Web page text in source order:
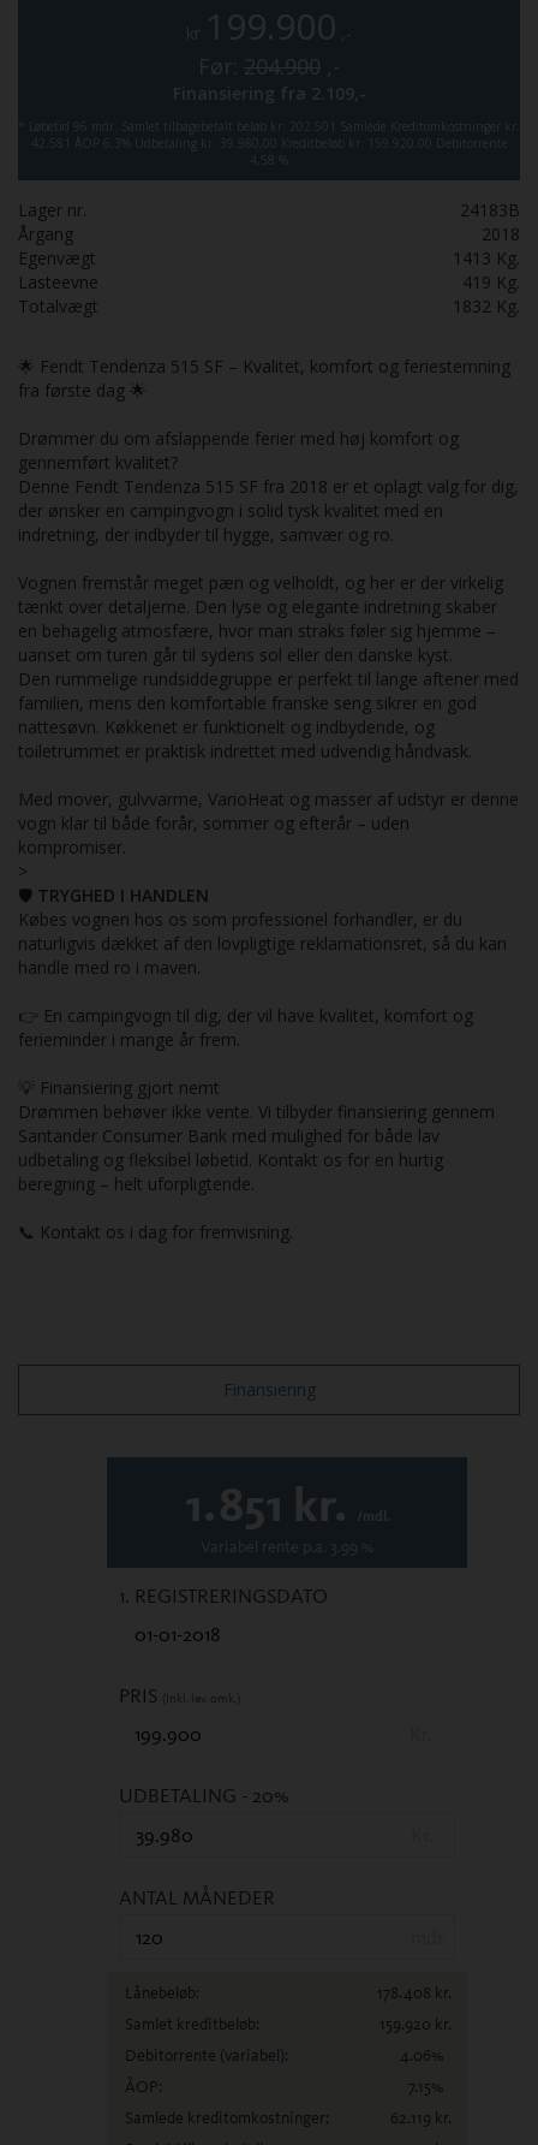
kr 199.900 ,-
Før: 204.900 ,-
Finansiering fra 2.109,-
* Løbetid 96 mdr. Samlet tilbagebetalt beløb kr. 202.501 Samlede Kreditomkostninger kr.
42.581 ÅOP 6,3% Udbetaling kr. 39.980,00 Kreditbeløb kr. 159.920,00
Debitorrente
4,58 %
Lager nr.
24183B
Årgang
2018
Egenvægt
1413 Kg.
Lasteevne
419 Kg.
Totalvægt
1832 Kg.
🌟 Fendt Tendenza 515 SF – Kvalitet, komfort og feriestemning
fra første dag 🌟
Drømmer du om afslappende ferier med høj komfort og
gennemført kvalitet?
Denne Fendt Tendenza 515 SF fra 2018 er et oplagt valg for dig,
der ønsker en campingvogn i solid tysk kvalitet med en
indretning, der indbyder til hygge, samvær og ro.
Vognen fremstår meget pæn og velholdt, og her er der virkelig
tænkt over detaljerne. Den lyse og elegante indretning skaber
en behagelig atmosfære, hvor man straks føler sig hjemme –
uanset om turen går til sydens sol eller den danske kyst.
Den rummelige rundsiddegruppe er perfekt til lange aftener med
familien, mens den komfortable franske seng sikrer en god
nattesøvn. Køkkenet er funktionelt og indbydende, og
toiletrummet er praktisk indrettet med udvendig håndvask.
Med mover, gulvvarme, VarioHeat og masser af udstyr er denne
vogn klar til både forår, sommer og efterår – uden
kompromiser.
>
🛡️ TRYGHED I HANDLEN
Købes vognen hos os som professionel forhandler, er du
naturligvis dækket af den lovpligtige reklamationsret, så du kan
handle med ro i maven.
👉 En campingvogn til dig, der vil have kvalitet, komfort og
ferieminder i mange år frem.
💡 Finansiering gjort nemt
Drømmen behøver ikke vente. Vi tilbyder finansiering gennem
Santander Consumer Bank med mulighed for både lav
udbetaling og fleksibel løbetid. Kontakt os for en hurtig
beregning – helt uforpligtende.
📞 Kontakt os i dag for fremvisning.
Finansiering
1.851 kr. /mdl.
Variabel rente p.a. 3.99 %
1. REGISTRERINGSDATO
PRIS (Inkl. lev. omk.)
UDBETALING - 20%
ANTAL MÅNEDER
Lånebeløb: 178.408 kr.
Samlet kreditbeløb:
159.920 kr.
Debitorrente (variabel): 4.06%
ÅOP:
7.15%
Samlede kreditomkostninger:
62.119 kr.